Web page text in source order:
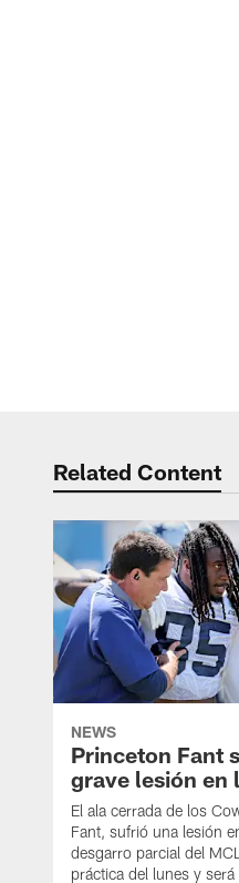
Related Content
NEWS
Princeton Fant
grave lesión en
El ala cerrada de los
Fant, sufrió una lesión
desgarro parcial del
práctica del lunes y